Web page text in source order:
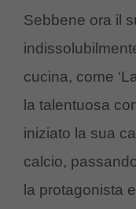
Sebbene ora il
cucina, come
la talentuosa
iniziato la sua
calcio,
la protagonista